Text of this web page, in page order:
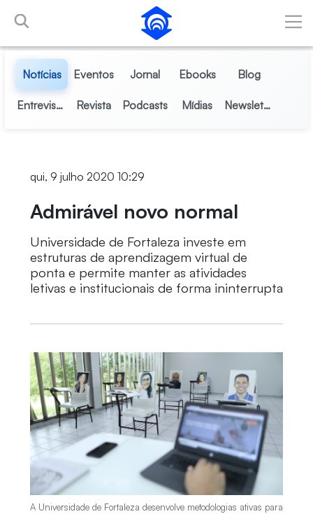
Pular para o Conteúdo principal
Notícias Eventos Jornal Ebooks Blog
Entrevistas Revista Podcasts Mídias Newsletter
qui, 9 julho 2020 10:29
Admirável novo normal
Universidade de Fortaleza investe em
estruturas de aprendizagem virtual de
ponta e permite manter as atividades
letivas e institucionais de forma ininterrupta
A Universidade de Fortaleza desenvolve metodologias ativas para